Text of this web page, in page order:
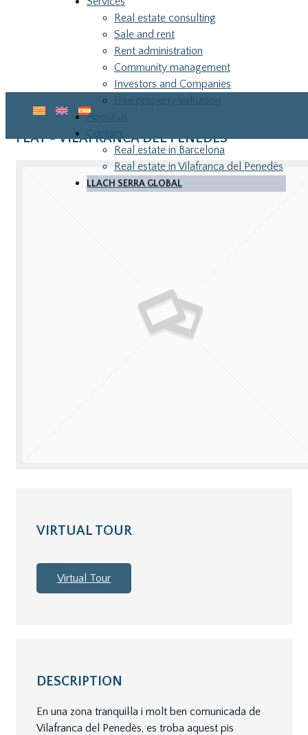
Real estate consulting
Sale and rent
Rent administration
Community management
Investors and Companies
Free property valuation
About us
Contact
Real estate in Barcelona
Real estate in Vilafranca del Penedès
LLACH SERRA GLOBAL
FLAT - VILAFRANCA DEL PENEDES
VIRTUAL TOUR
Virtual Tour
DESCRIPTION
En una zona tranquil·la i molt ben comunicada de
Vilafranca del Penedès, es troba aquest pis